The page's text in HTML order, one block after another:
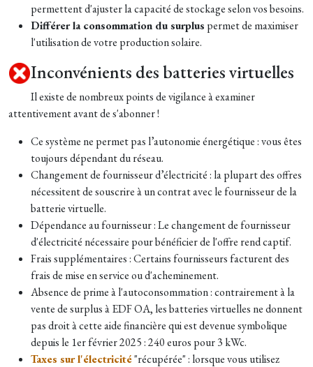
permettent d'ajuster la capacité de stockage selon vos besoins.
Différer la consommation du surplus permet de maximiser
l'utilisation de votre production solaire.
Inconvénients des batteries virtuelles
Il existe de nombreux points de vigilance à examiner
attentivement avant de s'abonner !
Ce système ne permet pas l’autonomie énergétique : vous êtes
toujours dépendant du réseau.
Changement de fournisseur d’électricité : la plupart des offres
nécessitent de souscrire à un contrat avec le fournisseur de la
batterie virtuelle.
Dépendance au fournisseur : Le changement de fournisseur
d'électricité nécessaire pour bénéficier de l'offre rend captif.
Frais supplémentaires : Certains fournisseurs facturent des
frais de mise en service ou d'acheminement.
Absence de prime à l'autoconsommation : contrairement à la
vente de surplus à EDF OA, les batteries virtuelles ne donnent
pas droit à cette aide financière qui est devenue symbolique
depuis le 1er février 2025 : 240 euros pour 3 kWc.
Taxes sur l'électricité"récupérée" : lorsque vous utilisez